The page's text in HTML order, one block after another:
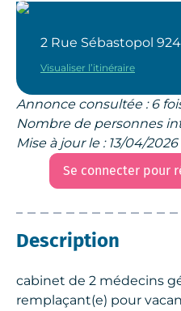
2 Rue Sébastopol
Visualiser l’itinéraire
Annonce consultée : 6
Nombre de personnes
Mise à jour le : 13/04/2026
Se connecter pour
Description
cabinet de 2 médecins
remplaçant(e) pour